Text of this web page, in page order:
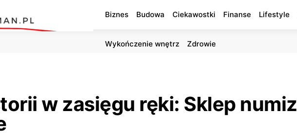
Biznes Budowa Ciekawostki Finanse Lifestyle
Wykończenie wnętrz Zdrowie
w zasięgu ręki: Sklep